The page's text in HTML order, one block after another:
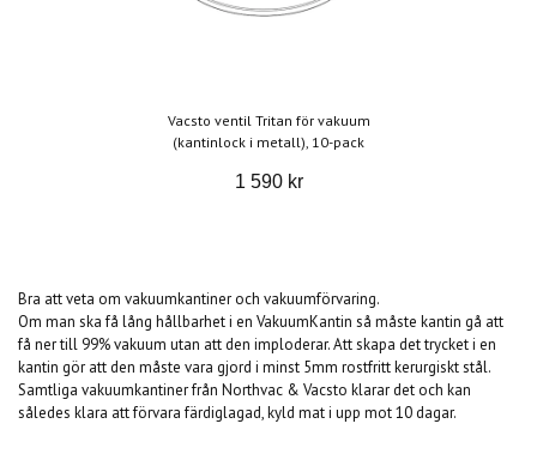
Vacsto ventil Tritan för vakuum
(kantinlock i metall), 10-pack
1 590 kr
Bra att veta om vakuumkantiner och vakuumförvaring.
Om man ska få lång hållbarhet i en VakuumKantin så måste kantin gå att
få ner till 99% vakuum utan att den imploderar. Att skapa det trycket i en
kantin gör att den måste vara gjord i minst 5mm rostfritt kerurgiskt stål.
Samtliga vakuumkantiner från Northvac & Vacsto klarar det och kan
således klara att förvara färdiglagad, kyld mat i upp mot 10 dagar.